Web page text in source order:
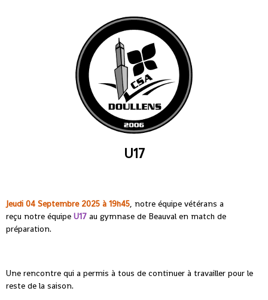
U17
Jeudi 04 Septembre 2025 à 19h45, notre équipe vétérans a
reçu notre équipe U17 au gymnase de Beauval en match de
préparation.
Une rencontre qui a permis à tous de continuer à travailler pour le
reste de la saison.